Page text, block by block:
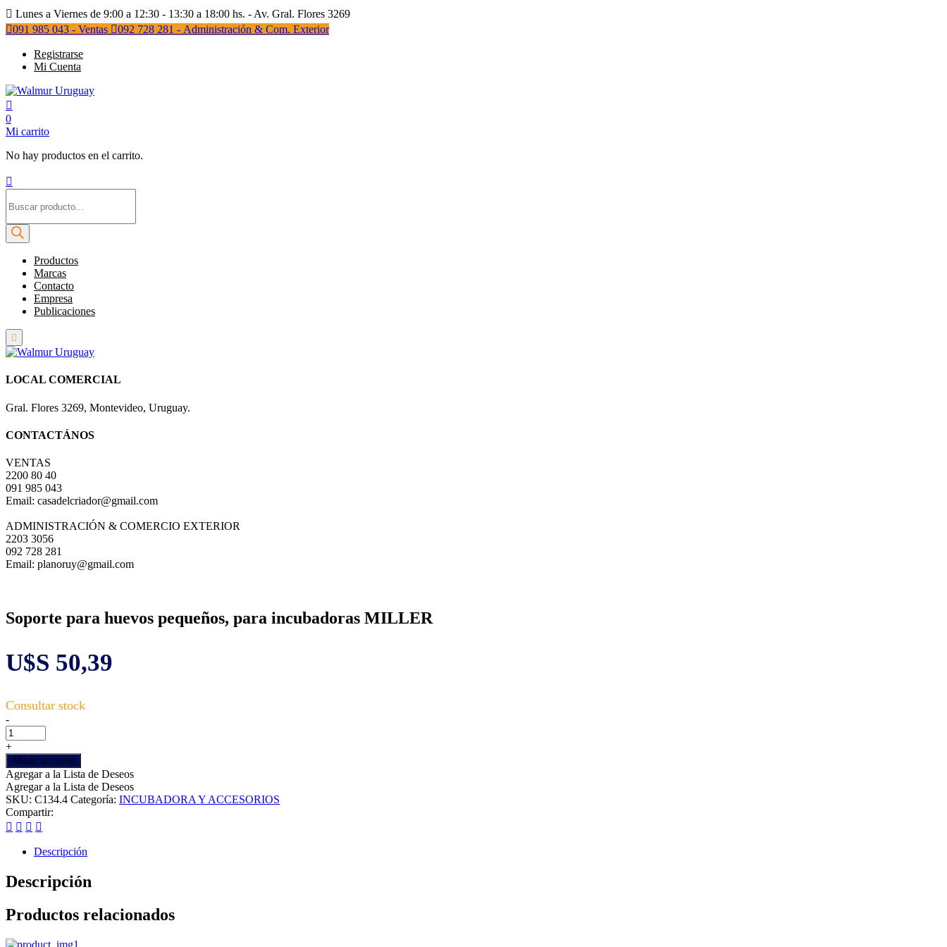
Lunes a Viernes de 9:00 a 12:30 - 13:30 a 18:00 hs. - Av. Gral. Flores 3269
091 985 043 - Ventas
092 728 281 - Administración & Com. Exterior
Registrarse
Mi Cuenta
0
Mi carrito
No hay productos en el carrito.
de
Productos
Marcas
Contacto
Empresa
Publicaciones
LOCAL COMERCIAL
Gral. Flores 3269, Montevideo, Uruguay.
CONTACTÁNOS
VENTAS
2200 80 40
091 985 043
Email: casadelcriador@gmail.com
ADMINISTRACIÓN & COMERCIO EXTERIOR
2203 3056
092 728 281
Email: planoruy@gmail.com
Soporte para huevos pequeños, para incubadoras MILLER
U$S 50,39
Soporte
para
huevos
pequeños,
para
incubadoras
MILLER
cantidad
-
+
Añadir al carrito
Agregar a la Lista de Deseos
Agregar a la Lista de Deseos
SKU: C134.4 Categoría: INCUBADORA Y ACCESORIOS
Compartir:
Descripción
Descripción
Productos relacionados